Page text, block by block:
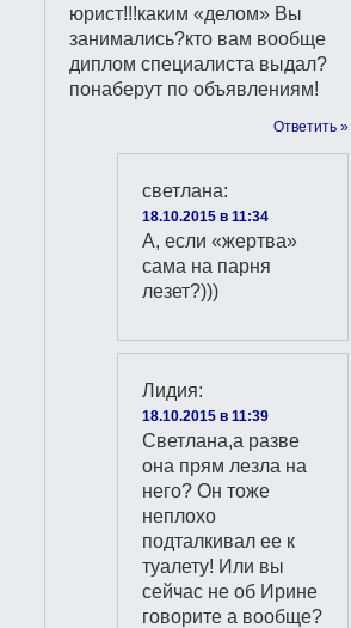
юрист!!!каким «делом» Вы
занимались?кто вам вообще
диплом специалиста выдал?
понаберут по объявлениям!
Ответить »
светлана:
18.10.2015 в 11:34
А, если «жертва»
сама на парня
лезет?)))
Лидия:
18.10.2015 в 11:39
Светлана,а разве
она прям лезла на
него? Он тоже
неплохо
подталкивал ее к
туалету! Или вы
сейчас не об Ирине
говорите а вообще?